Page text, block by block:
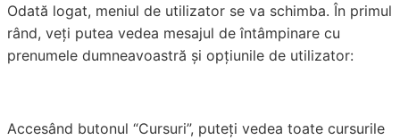
Odată logat, meniul de utilizator se va schimba. În primul
rând, veți putea vedea mesajul de întâmpinare cu
prenumele dumneavoastră și opțiunile de utilizator:
Accesând butonul “Cursuri”, puteți vedea toate cursurile